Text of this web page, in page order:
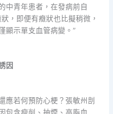
中青年患者，在發病前自
，即便有癥狀也比擬稍微，
顯示單支血管病變。”
因
應若何預防心梗？張敏州剖